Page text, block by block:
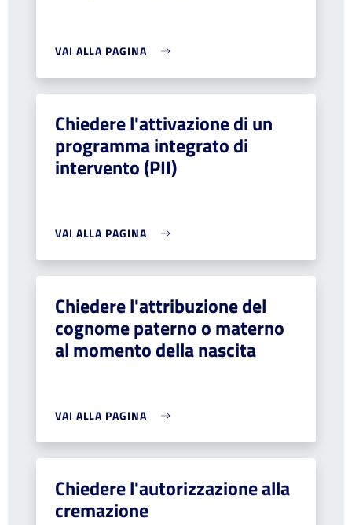
VAI ALLA PAGINA
Chiedere l'attivazione di un
programma integrato di
intervento (PII)
VAI ALLA PAGINA
Chiedere l'attribuzione del
cognome paterno o materno
al momento della nascita
VAI ALLA PAGINA
Chiedere l'autorizzazione alla
cremazione